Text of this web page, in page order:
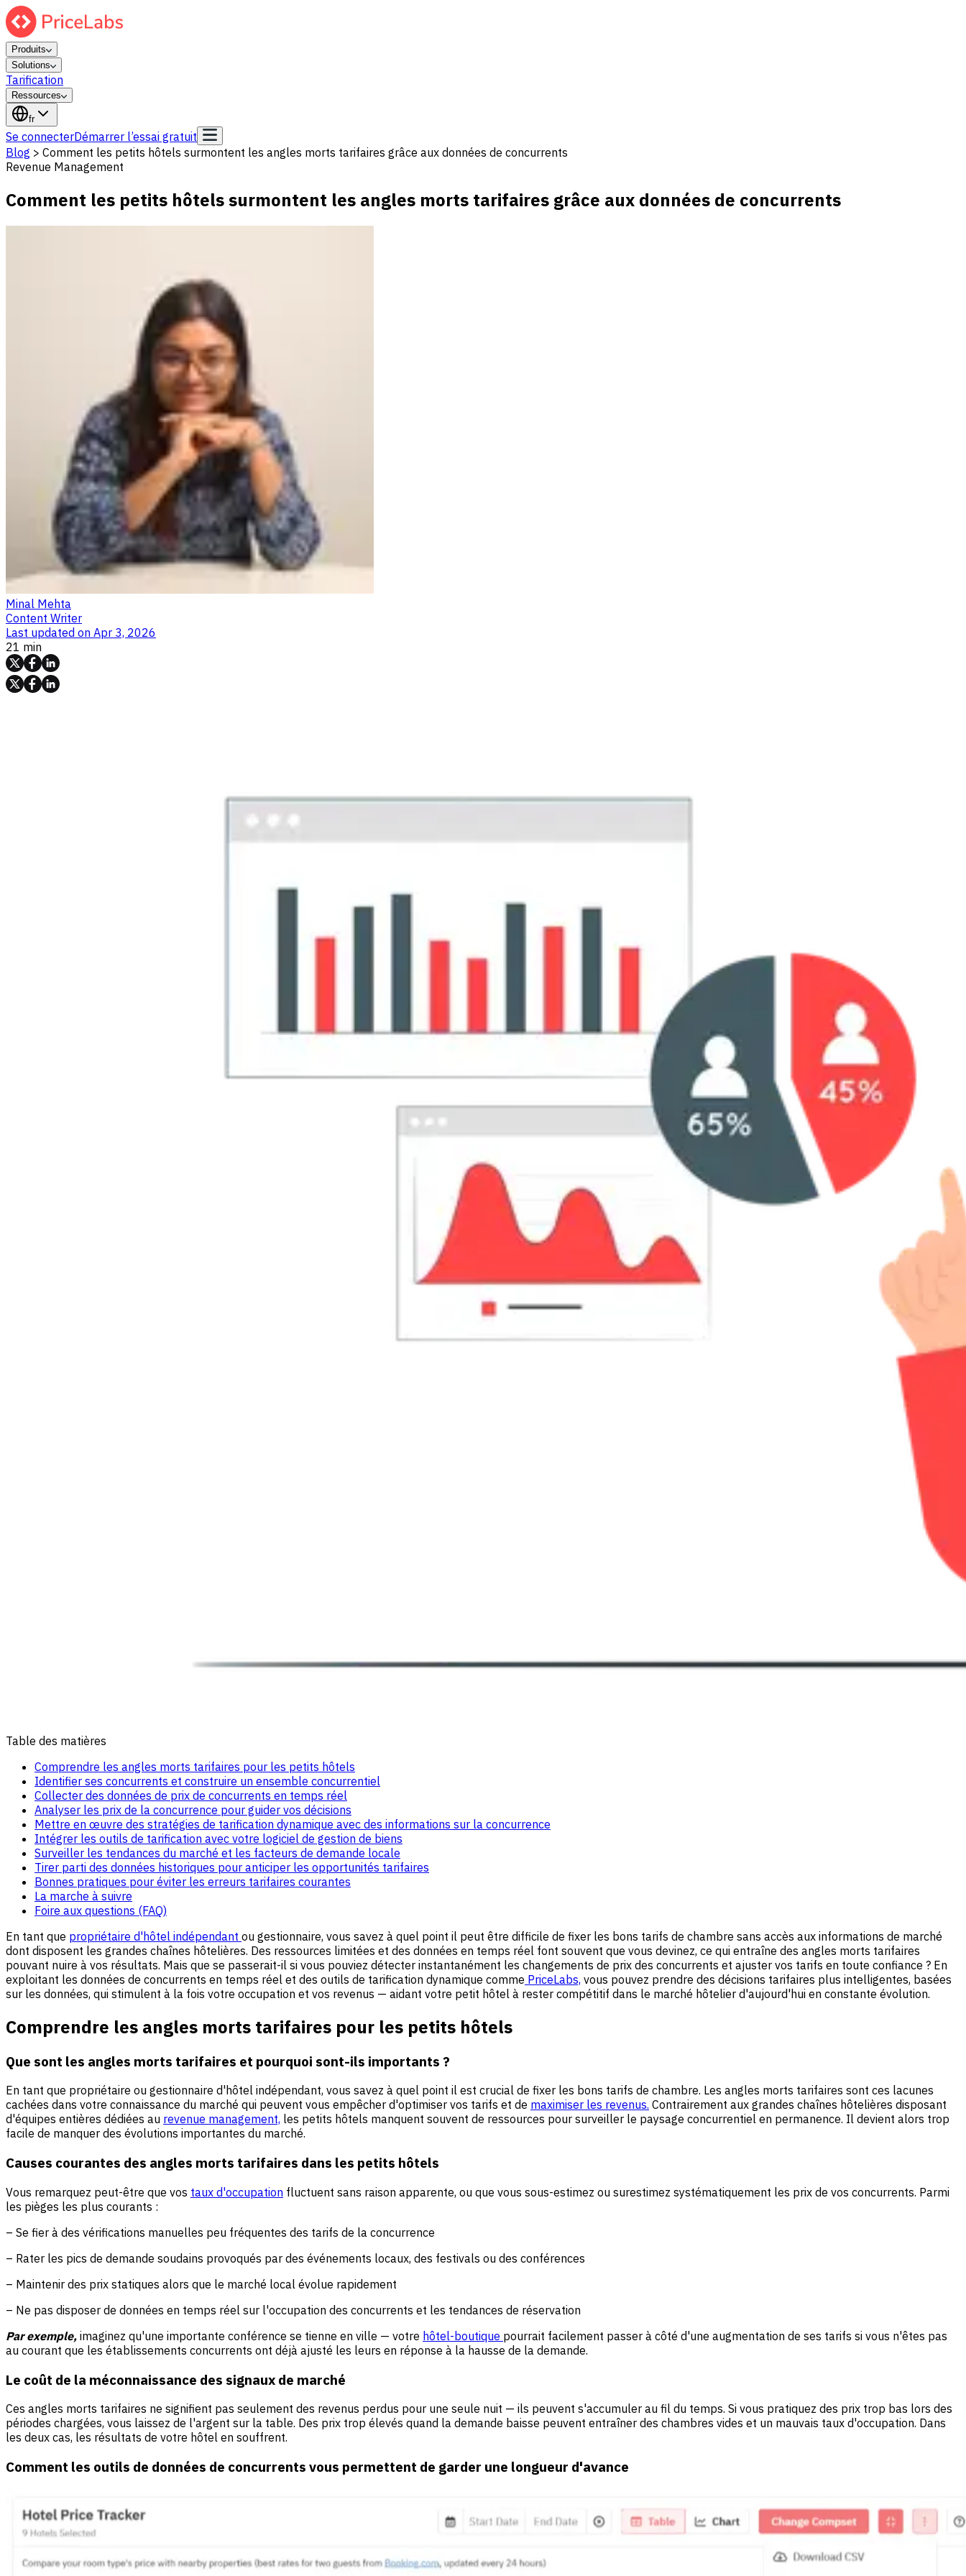
Produits
Solutions
Tarification
Ressources
fr
Se connecterDémarrer l’essai gratuit
Blog > Comment les petits hôtels surmontent les angles morts tarifaires grâce aux données de concurrents
Revenue Management
Comment les petits hôtels surmontent les angles morts tarifaires grâce aux données de concurrents
Minal Mehta
Content Writer
Last updated on Apr 3, 2026
21 min
Table des matières
Comprendre les angles morts tarifaires pour les petits hôtels
Identifier ses concurrents et construire un ensemble concurrentiel
Collecter des données de prix de concurrents en temps réel
Analyser les prix de la concurrence pour guider vos décisions
Mettre en œuvre des stratégies de tarification dynamique avec des informations sur la concurrence
Intégrer les outils de tarification avec votre logiciel de gestion de biens
Surveiller les tendances du marché et les facteurs de demande locale
Tirer parti des données historiques pour anticiper les opportunités tarifaires
Bonnes pratiques pour éviter les erreurs tarifaires courantes
La marche à suivre
Foire aux questions (FAQ)
En tant que propriétaire d'hôtel indépendant ou gestionnaire, vous savez à quel point il peut être difficile de fixer les bons tarifs de chambre sans accès aux informations de marché
dont disposent les grandes chaînes hôtelières. Des ressources limitées et des données en temps réel font souvent que vous devinez, ce qui entraîne des angles morts tarifaires
pouvant nuire à vos résultats. Mais que se passerait-il si vous pouviez détecter instantanément les changements de prix des concurrents et ajuster vos tarifs en toute confiance ? En
exploitant les données de concurrents en temps réel et des outils de tarification dynamique comme PriceLabs, vous pouvez prendre des décisions tarifaires plus intelligentes, basées
sur les données, qui stimulent à la fois votre occupation et vos revenus — aidant votre petit hôtel à rester compétitif dans le marché hôtelier d'aujourd'hui en constante évolution.
Comprendre les angles morts tarifaires pour les petits hôtels
Que sont les angles morts tarifaires et pourquoi sont-ils importants ?
En tant que propriétaire ou gestionnaire d'hôtel indépendant, vous savez à quel point il est crucial de fixer les bons tarifs de chambre. Les angles morts tarifaires sont ces lacunes
cachées dans votre connaissance du marché qui peuvent vous empêcher d'optimiser vos tarifs et de maximiser les revenus. Contrairement aux grandes chaînes hôtelières disposant
d'équipes entières dédiées au revenue management, les petits hôtels manquent souvent de ressources pour surveiller le paysage concurrentiel en permanence. Il devient alors trop
facile de manquer des évolutions importantes du marché.
Causes courantes des angles morts tarifaires dans les petits hôtels
Vous remarquez peut-être que vos taux d'occupation fluctuent sans raison apparente, ou que vous sous-estimez ou surestimez systématiquement les prix de vos concurrents. Parmi
les pièges les plus courants :
– Se fier à des vérifications manuelles peu fréquentes des tarifs de la concurrence
– Rater les pics de demande soudains provoqués par des événements locaux, des festivals ou des conférences
– Maintenir des prix statiques alors que le marché local évolue rapidement
– Ne pas disposer de données en temps réel sur l'occupation des concurrents et les tendances de réservation
Par exemple, imaginez qu'une importante conférence se tienne en ville — votre hôtel-boutique pourrait facilement passer à côté d'une augmentation de ses tarifs si vous n'êtes pas
au courant que les établissements concurrents ont déjà ajusté les leurs en réponse à la hausse de la demande.
Le coût de la méconnaissance des signaux de marché
Ces angles morts tarifaires ne signifient pas seulement des revenus perdus pour une seule nuit — ils peuvent s'accumuler au fil du temps. Si vous pratiquez des prix trop bas lors des
périodes chargées, vous laissez de l'argent sur la table. Des prix trop élevés quand la demande baisse peuvent entraîner des chambres vides et un mauvais taux d'occupation. Dans
les deux cas, les résultats de votre hôtel en souffrent.
Comment les outils de données de concurrents vous permettent de garder une longueur d'avance